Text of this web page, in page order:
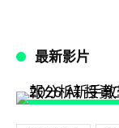
最新影片